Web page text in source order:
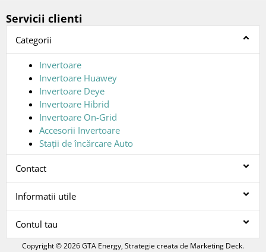
Servicii clienti
Categorii
Invertoare
Invertoare Huawey
Invertoare Deye
Invertoare Hibrid
Invertoare On-Grid
Accesorii Invertoare
Stații de încărcare Auto
Contact
Informatii utile
Contul tau
Copyright © 2026 GTA Energy, Strategie creata de Marketing Deck.